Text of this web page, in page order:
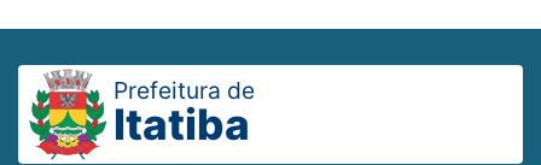
Prefeitura de
Itatiba